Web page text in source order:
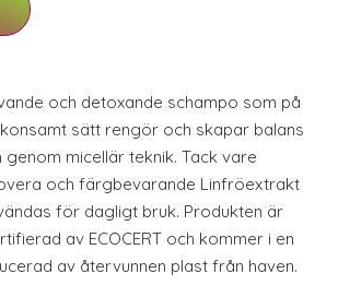
och detoxande schampo som på
sätt rengör och skapar balans
micellär teknik. Tack vare
och färgbevarande Linfröextrakt
för dagligt bruk. Produkten är
av ECOCERT och kommer i en
av återvunnen plast från haven.